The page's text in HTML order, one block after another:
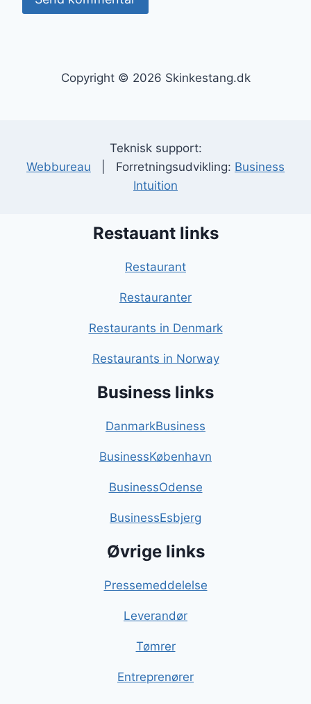
Copyright © 2026 Skinkestang.dk
Teknisk support:
Webbureau | Forretningsudvikling: Business
Intuition
Restauant links
Restaurant
Restauranter
Restaurants in Denmark
Restaurants in Norway
Business links
DanmarkBusiness
BusinessKøbenhavn
BusinessOdense
BusinessEsbjerg
Øvrige links
Pressemeddelelse
Leverandør
Tømrer
Entreprenører